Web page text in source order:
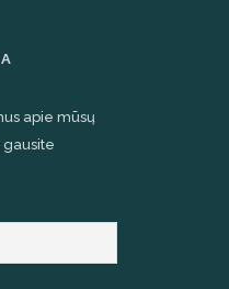
apie mūsų
gausite